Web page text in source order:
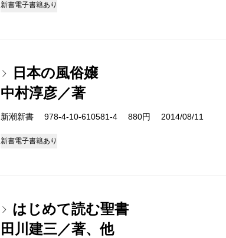
新書電子書籍あり
日本の風俗嬢
中村淳彦／著
新潮新書 978-4-10-610581-4 880円 2014/08/11
新書電子書籍あり
はじめて読む聖書
田川建三／著、他